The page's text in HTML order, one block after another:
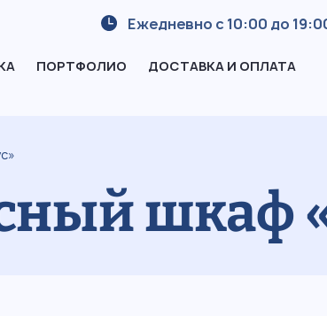
Ежедневно с 10:00 до
ПОРТФОЛИО ДОСТАВКА И ОПЛАТА
шкаф